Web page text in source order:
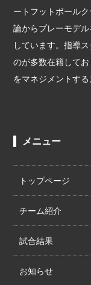
ートフットボール
論からプレーモデ
しています。指導
のが多数在籍して
をマネジメントする
メニュー
トップページ
チーム紹介
試合結果
お知らせ